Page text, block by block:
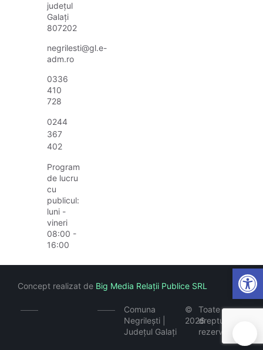
județul
Galați
807202
negrilesti@gl.e-
adm.ro
0336
410
728
0244
367
402
Program
de lucru
cu
publicul:
luni -
vineri
08:00 -
16:00
Comuna
Negrilești |
Județul Galați
©
2026
Toate
drepturile
rezervate
Concept realizat de Big Media Relații Publice SRL